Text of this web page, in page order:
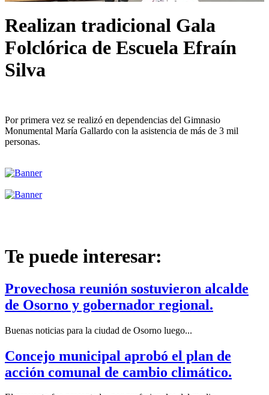
Realizan tradicional Gala
Folclórica de Escuela Efraín
Silva
Por primera vez se realizó en dependencias del Gimnasio
Monumental María Gallardo con la asistencia de más de 3 mil
personas.
Te puede interesar:
Provechosa reunión sostuvieron alcalde
de Osorno y gobernador regional.
Buenas noticias para la ciudad de Osorno luego...
Concejo municipal aprobó el plan de
acción comunal de cambio climático.